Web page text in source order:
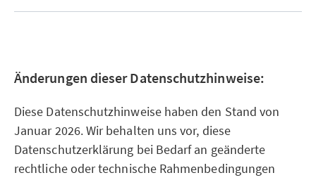
Änderungen dieser Datenschutzhinweise:
Diese Datenschutzhinweise haben den Stand von
Januar 2026. Wir behalten uns vor, diese
Datenschutzerklärung bei Bedarf an geänderte
rechtliche oder technische Rahmenbedingungen